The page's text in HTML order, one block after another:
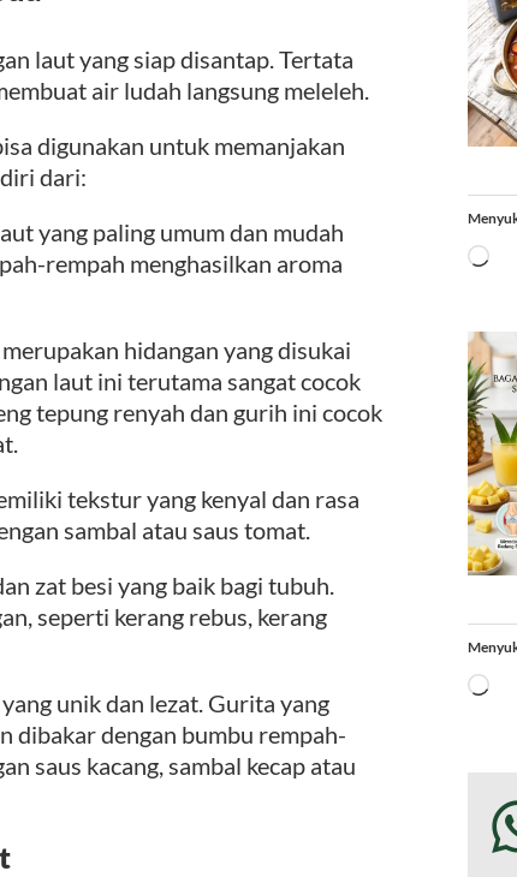
laut yang siap disantap. Tertata
air ludah langsung meleleh.
digunakan untuk memanjakan
dari:
yang paling umum dan mudah
rempah menghasilkan aroma
hidangan yang disukai
laut ini terutama sangat cocok
tepung renyah dan gurih ini cocok
tekstur yang kenyal dan rasa
sambal atau saus tomat.
zat besi yang baik bagi tubuh.
seperti kerang rebus, kerang
yang unik dan lezat. Gurita yang
dibakar dengan bumbu rempah-
saus kacang, sambal kecap atau